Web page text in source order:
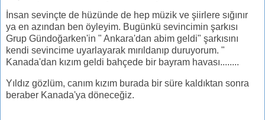
İnsan sevinçte de hüzünde de hep müzik ve şiirlere sığınır
ya en azından ben öyleyim. Bugünkü sevincimin şarkısı
Grup Gündoğarken'in " Ankara'dan abim geldi" şarkısını
kendi sevincime uyarlayarak mırıldanıp duruyorum. "
Kanada'dan kızım geldi bahçede bir bayram havası........
Yıldız gözlüm, canım kızım burada bir süre kaldıktan sonra
beraber Kanada'ya döneceğiz.